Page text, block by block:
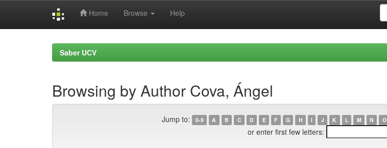
Home Browse Help
Saber UCV
Browsing by Author Cova, Ángel
Jump to: 0-9 A B C D E F G H I J K L M N O
or enter first few letters: